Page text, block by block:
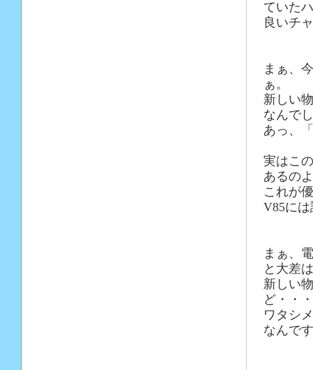
ていた
良いチ
まぁ、
ぁ。
新しい
なんで
あっ、
実はこ
あるの
これが
V85に
まぁ、
と大差
新しい
ど・・
ワタシ
なんで